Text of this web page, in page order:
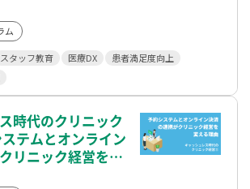
ム
スタッフ教育 医療DX
患者満足度向上
時代のクリニック
テムとオンライン
リニック経営を変